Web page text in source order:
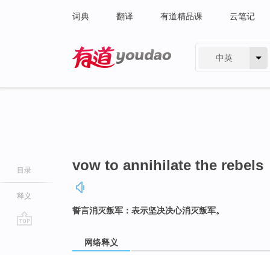
词典 翻译 有道精品课 云笔记
中英
目录
释义
vow to annihilate the rebels
誓言消灭叛军：表示坚决决心消灭叛军。
网络释义